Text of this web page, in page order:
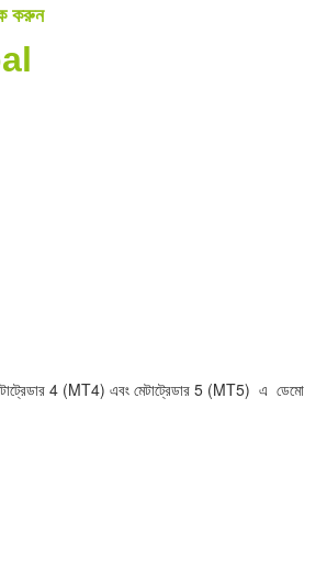
করুন
4 (MT4) এবং মেটাট্রেডার 5 (MT5) এ ডেমো